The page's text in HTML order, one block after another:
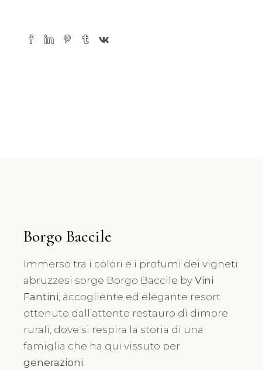
Borgo Baccile
Immerso tra i colori e i profumi dei vigneti
abruzzesi sorge Borgo Baccile by Vini
Fantini, accogliente ed elegante resort
ottenuto dall’attento restauro di dimore
rurali, dove si respira la storia di una
famiglia che ha qui vissuto per
generazioni.